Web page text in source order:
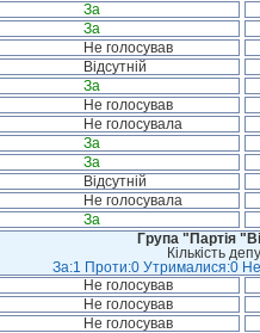
За
За
Не голосував
Відсутній
За
Не голосував
Не голосувала
За
За
Відсутній
Не голосувала
За
Група "Партія
Кількість
За:1 Проти:0 Утрималися:0 Не
Не голосував
Не голосував
Не голосував